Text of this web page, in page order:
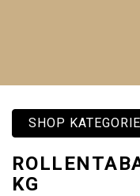
SHOP
KG